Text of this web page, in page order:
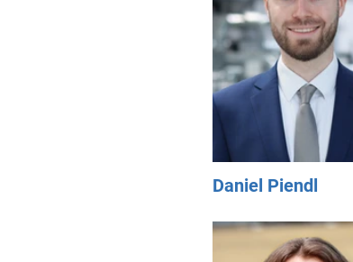
Daniel Piendl